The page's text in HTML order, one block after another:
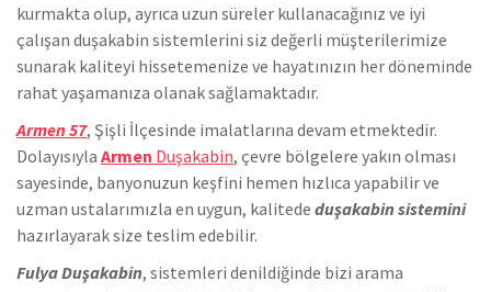
kurmakta olup, ayrıca uzun süreler kullanacağınız ve iyi
çalışan duşakabin sistemlerini siz değerli müşterilerimize
sunarak kaliteyi hissetemenize ve hayatınızın her döneminde
rahat yaşamanıza olanak sağlamaktadır.
Armen 57, Şişli İlçesinde imalatlarına devam etmektedir.
Dolayısıyla Armen Duşakabin, çevre bölgelere yakın olması
sayesinde, banyonuzun keşfini hemen hızlıca yapabilir ve
uzman ustalarımızla en uygun, kalitede duşakabin sistemini
hazırlayarak size teslim edebilir.
Fulya Duşakabin, sistemleri denildiğinde bizi arama